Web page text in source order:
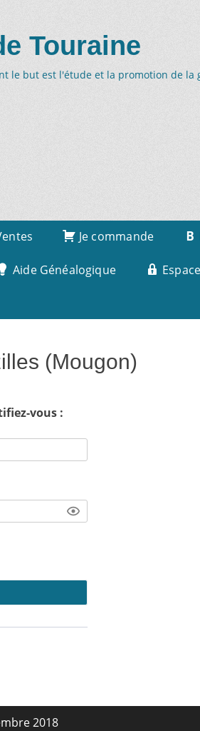
Touraine
le but est l'étude et la promotion de la
Je commande
Aide Généalogique
(Mougon)
vous :
2018